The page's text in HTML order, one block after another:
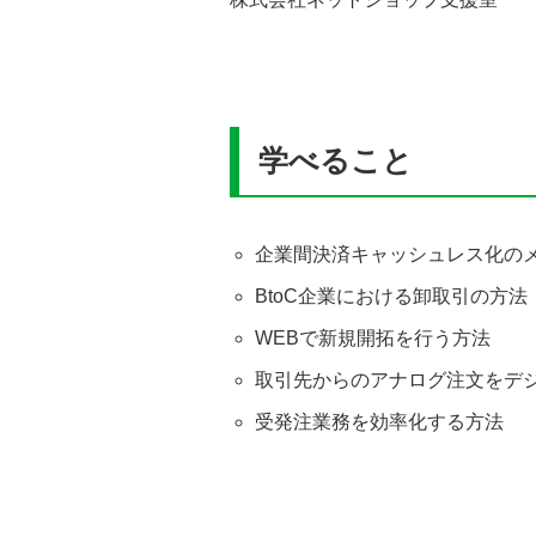
学べること
企業間決済キャッシュレス化の
BtoC企業における卸取引の方法
WEBで新規開拓を行う方法
取引先からのアナログ注文をデ
受発注業務を効率化する方法